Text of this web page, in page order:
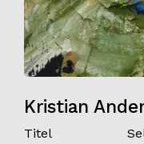
Kristian
Titel